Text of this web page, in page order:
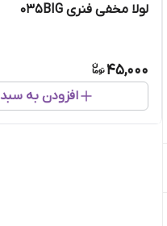
لولا مخفی فنری ۰۳۵BIG
45,000
افزودن به سبد